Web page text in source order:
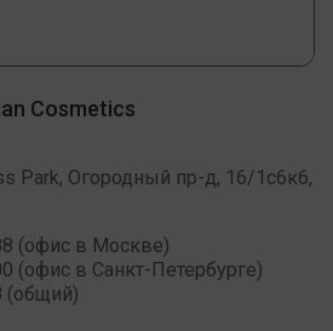
Cosmetics
Park, Огородный пр-д, 16/1с6к6,
(офис в Москве)
(офис в Санкт-Петербурге)
(общий)